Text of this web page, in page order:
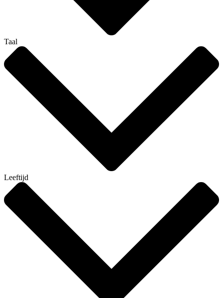
Taal
Leeftijd